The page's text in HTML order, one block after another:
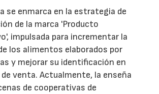
se enmarca en la estrategia de
de la marca 'Producto
impulsada para incrementar la
los alimentos elaborados por
y mejorar su identificación en
venta. Actualmente, la enseña
de cooperativas de